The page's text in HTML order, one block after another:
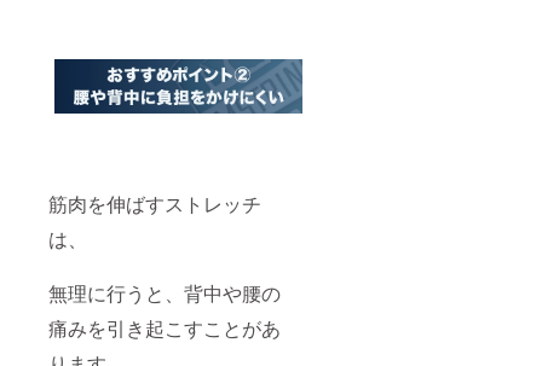
筋肉を伸ばすストレッチ
は、
無理に行うと、背中や腰の
痛みを引き起こすことがあ